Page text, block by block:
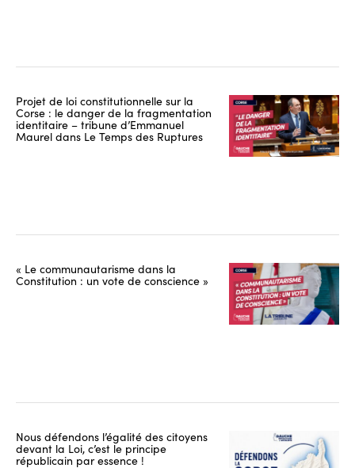
Projet de loi constitutionnelle sur la
Corse : le danger de la fragmentation
identitaire – tribune d’Emmanuel
Maurel dans Le Temps des Ruptures
« Le communautarisme dans la
Constitution : un vote de conscience »
Nous défendons l’égalité des citoyens
devant la Loi, c’est le principe
républicain par essence !